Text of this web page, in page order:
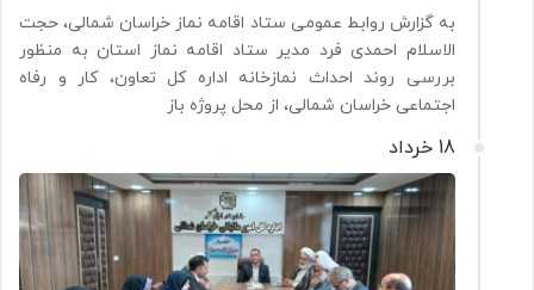
به گزارش روابط عمومی ستاد اقامه نماز خراسان شمالی، حجت
الاسلام احمدی فرد مدیر ستاد اقامه نماز استان به منظور
بررسی روند احداث نمازخانه اداره کل تعاون، کار و رفاه
اجتماعی خراسان شمالی، از محل پروژه باز
18 خرداد